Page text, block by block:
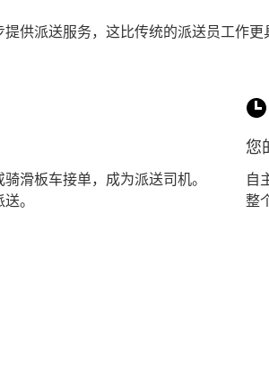
提供派送服务，这比传统的派送员工作
滑板车接单，成为派送司机。
。
您
自
整